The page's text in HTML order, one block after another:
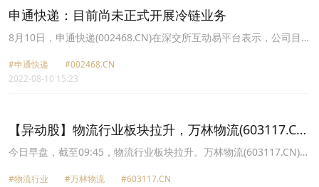
申通快递：目前尚未正式开展冷链业务
8月10日，申通快递(002468.CN)在深交所互动易平台表示，公司目
#申通快递
#002468.CN
2022-08-10 15:23
【异动股】物流行业板块拉升，万林物流(603117.CN)
涨10.0%
今日早盘，截至09:45，物流行业板块拉升。万林物流(603117.CN)涨
流(300013.CN)涨8.91%报4.89元，韵达股份(002120.CN)涨7.79%报
#物流行业 #万林物流
#603117.CN